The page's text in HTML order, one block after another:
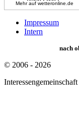
Mehr auf wetteronline.de
Impressum
Intern
nach
© 2006 - 2026